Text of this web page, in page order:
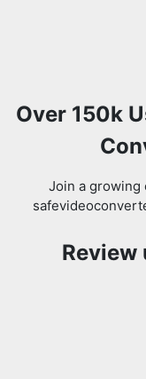
Over 150k
Join a growing
Review